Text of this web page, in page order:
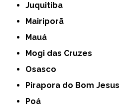
Juquitiba
Mairiporã
Mauá
Mogi das Cruzes
Osasco
Pirapora do Bom Jesus
Poá